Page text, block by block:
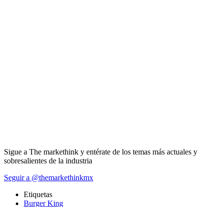
Sigue a The markethink y entérate de los temas más actuales y
sobresalientes de la industria
Seguir a @themarkethinkmx
Etiquetas
Burger King